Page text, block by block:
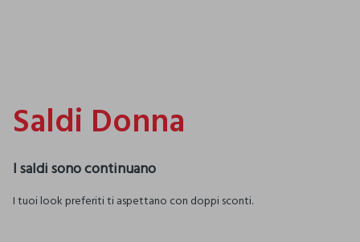
Saldi Donna
I saldi sono continuano
I tuoi look preferiti ti aspettano con doppi sconti.